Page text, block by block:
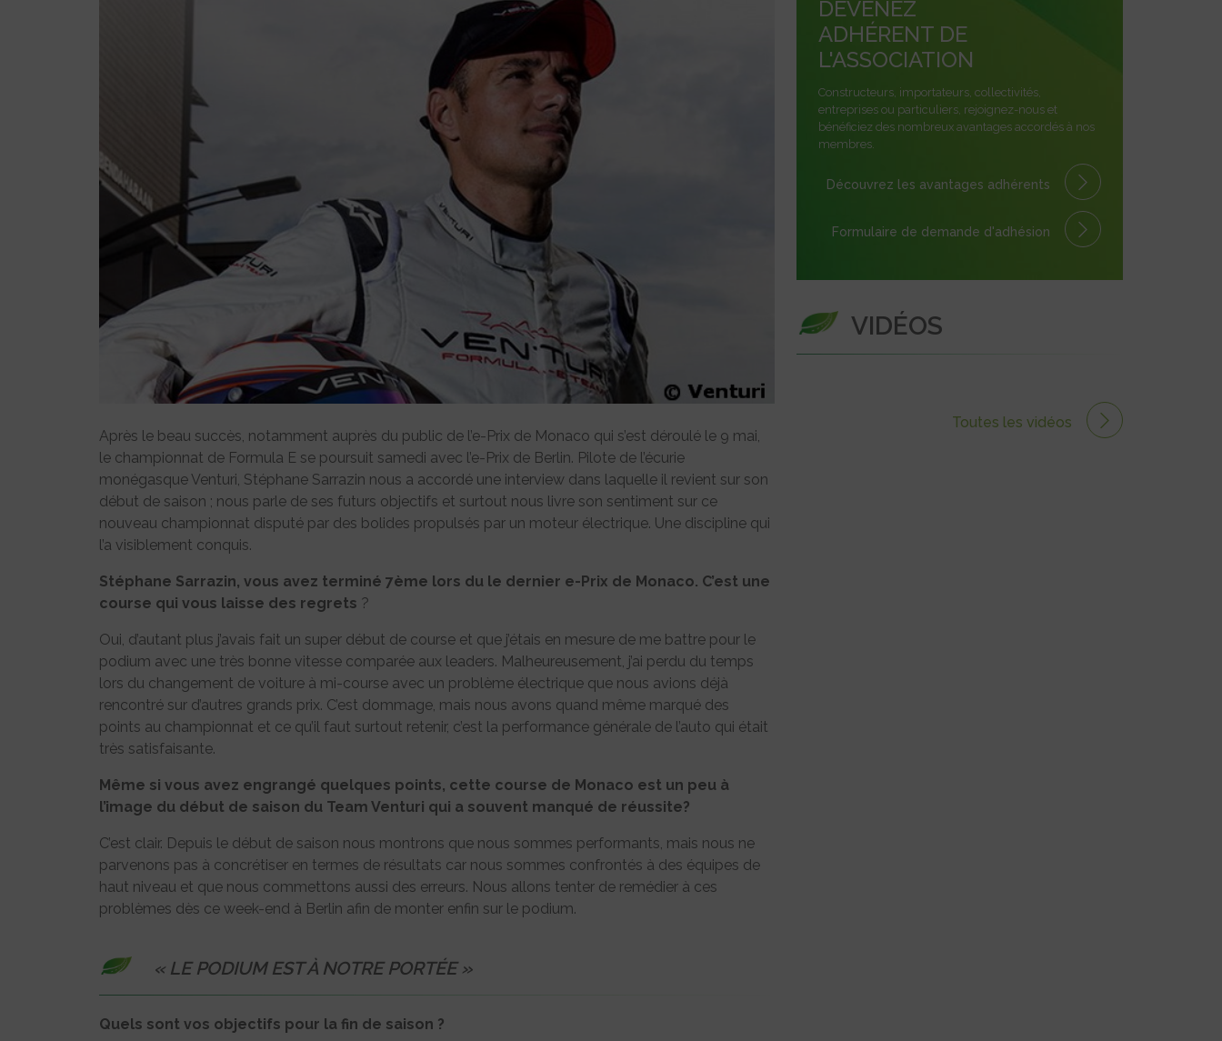
Après le beau succès, notamment auprès du public de l’e-Prix de Monaco qui s’est déroulé le 9 mai,
le championnat de Formula E se poursuit samedi avec l’e-Prix de Berlin. Pilote de l’écurie
monégasque Venturi, Stéphane Sarrazin nous a accordé une interview dans laquelle il revient sur son
début de saison ; nous parle de ses futurs objectifs et surtout nous livre son sentiment sur ce
nouveau championnat disputé par des bolides propulsés par un moteur électrique. Une discipline qui
l’a visiblement conquis.
Stéphane Sarrazin, vous avez terminé 7ème lors du le dernier e-Prix de Monaco. C’est une
course qui vous laisse des regrets ?
Oui, d’autant plus j’avais fait un super début de course et que j’étais en mesure de me battre pour le
podium avec une très bonne vitesse comparée aux leaders. Malheureusement, j’ai perdu du temps
lors du changement de voiture à mi-course avec un problème électrique que nous avions déjà
rencontré sur d’autres grands prix. C’est dommage, mais nous avons quand même marqué des
points au championnat et ce qu’il faut surtout retenir, c’est la performance générale de l’auto qui était
très satisfaisante.
Même si vous avez engrangé quelques points, cette course de Monaco est un peu à
l’image du début de saison du Team Venturi qui a souvent manqué de réussite?
C’est clair. Depuis le début de saison nous montrons que nous sommes performants, mais nous ne
parvenons pas à concrétiser en termes de résultats car nous sommes confrontés à des équipes de
haut niveau et que nous commettons aussi des erreurs. Nous allons tenter de remédier à ces
problèmes dès ce week-end à Berlin afin de monter enfin sur le podium.
« LE PODIUM EST À NOTRE PORTÉE »
Quels sont vos objectifs pour la fin de saison ?
DEVENEZ
ADHÉRENT DE
L'ASSOCIATION
Constructeurs, importateurs, collectivités,
entreprises ou particuliers, rejoignez-nous et
bénéficiez des nombreux avantages accordés à nos
membres.
Découvrez les avantages adhérents
Formulaire de demande d'adhésion
VIDÉOS
Toutes les vidéos